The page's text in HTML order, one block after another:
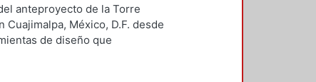
Heriberto
anteproyecto de la Torre
Cuajimalpa, México, D.F. desde
de diseño que